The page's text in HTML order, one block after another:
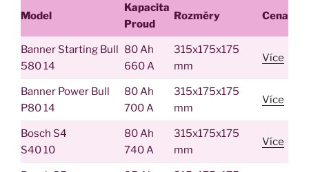
Model
Kapacita
Proud
Rozměry Cena
Banner Starting Bull
580 14
80 Ah
660 A
315x175x175
mm
Více
Banner Power Bull
P80 14
80 Ah
700 A
315x175x175
mm
Více
Bosch S4
S40 10
80 Ah
740 A
315x175x175
mm
Více